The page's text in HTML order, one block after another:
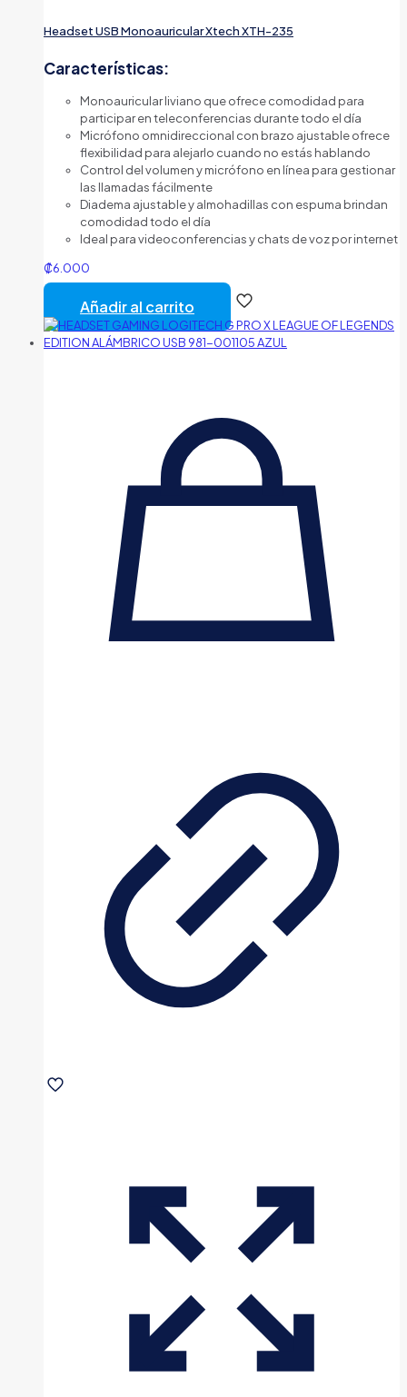
Headset USB Monoauricular Xtech XTH-235
Características:
Monoauricular liviano que ofrece comodidad para
participar en teleconferencias durante todo el día
Micrófono omnidireccional con brazo ajustable ofrece
flexibilidad para alejarlo cuando no estás hablando
Control del volumen y micrófono en línea para gestionar
las llamadas fácilmente
Diadema ajustable y almohadillas con espuma brindan
comodidad todo el día
Ideal para videoconferencias y chats de voz por internet
₡6.000
Añadir al carrito